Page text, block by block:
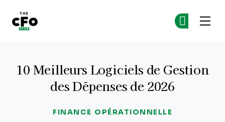
FINANCE OPÉRATIONNELLE
10 Meilleurs Logiciels de Gestion
des Dépenses de 2026